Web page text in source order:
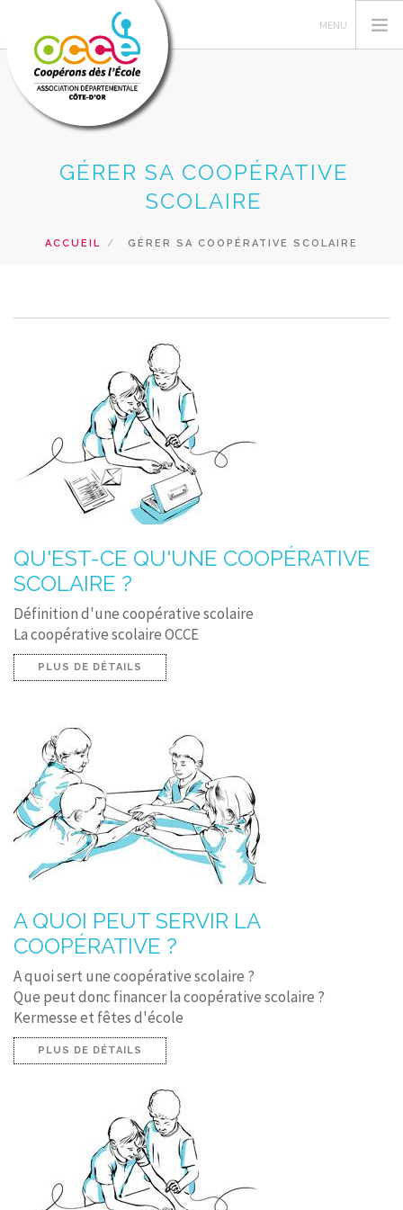
ESPACE PEDAGOGIQUE
CONTACT
GÉRER SA COOPÉRATIVE
SCOLAIRE
ACCUEIL GÉRER SA COOPÉRATIVE SCOLAIRE
QU'EST-CE QU'UNE COOPÉRATIVE
SCOLAIRE ?
Définition d'une coopérative scolaire
La coopérative scolaire OCCE
PLUS DE DÉTAILS
A QUOI PEUT SERVIR LA
COOPÉRATIVE ?
A quoi sert une coopérative scolaire ?
Que peut donc financer la coopérative scolaire ?
Kermesse et fêtes d'école
PLUS DE DÉTAILS